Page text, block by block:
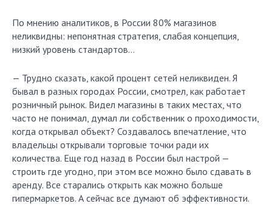
По мнению аналитиков, в России 80% магазинов
неликвидны: непонятная стратегия, слабая концепция,
низкий уровень стандартов…
— Трудно сказать, какой процент сетей неликвиден. Я
бывал в разных городах России, смотрел, как работает
розничный рынок. Видел магазины в таких местах, что
часто не понимал, думал ли собственник о проходимости,
когда открывал объект? Создавалось впечатление, что
владельцы открывали торговые точки ради их
количества. Еще год назад в России был настрой —
строить где угодно, при этом все можно было сдавать в
аренду. Все старались открыть как можно больше
гипермаркетов. А сейчас все думают об эффективности.